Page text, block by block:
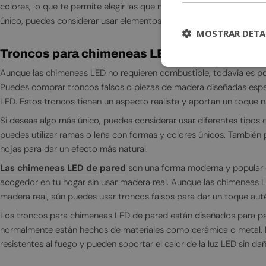
colores, lo que te permite elegir las que mejor se adapten a tu
único, puedes considerar usar elementos naturales, como piñas,
Troncos para chimeneas LED
Aunque las chimeneas LED no requieren combustible, todavía es
Puedes comprar troncos falsos o piezas de madera diseñadas
LED. Estos troncos tienen un aspecto realista y aportan un toque
Si deseas algo más único, puedes considerar usar diferentes tipos
puedes utilizar ramas o leña con formas y colores únicos. También
hojas para dar un efecto más natural.
Las chimeneas LED de pared son una forma moderna y
acogedor en tu hogar sin usar madera real. Aunque las chimeneas
madera real, aún puedes usar troncos falsos para dar un toque
Los troncos para chimeneas LED de pared están diseñados para
normalmente están hechos de materiales como cerámica o metal.
resistentes al fuego y pueden soportar el calor de la luz LED sin
MOSTRAR